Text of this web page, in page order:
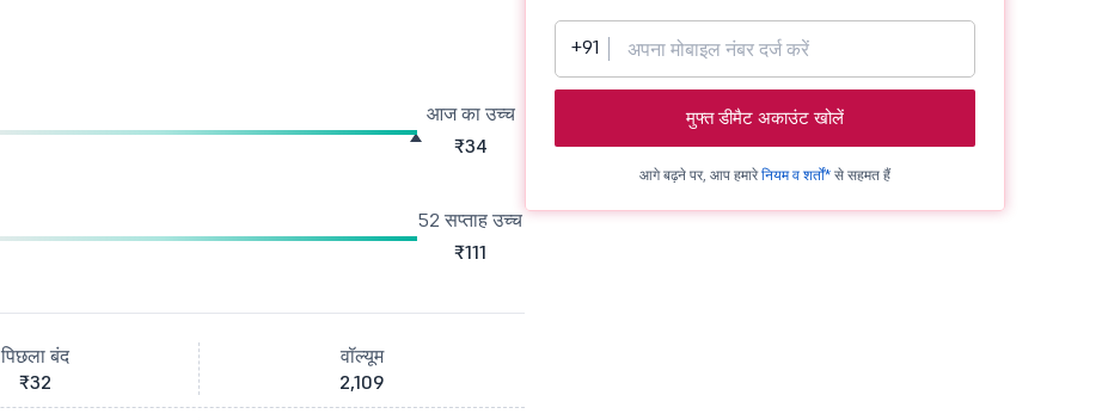
आज का उच्च
₹34
52 सप्ताह उच्च
₹111
पिछला बंद
₹32
वॉल्यूम
2,109
+91
मुफ्त डीमैट अकाउंट खोलें
आगे बढ़ने पर, आप हमारेनियम व शर्तों* से सहमत हैं